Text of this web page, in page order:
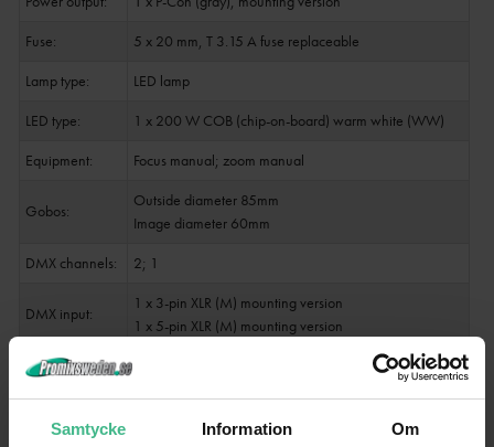
Samtycke Information Om
Fuse:
5 x 20 mm, T 3.15 A fuse replaceable
Lamp type:
LED lamp
LED type:
1 x 200 W COB (chip-on-board) warm white (WW)
Equipment:
Focus manual; zoom manual
Gobos:
Outside diameter 85mm
Image diameter 60mm
DMX channels:
2; 1
DMX input:
1 x 3-pin XLR (M) mounting version
1 x 5-pin XLR (M) mounting version
DMX output:
Cooling:
Low-noise cooling fan